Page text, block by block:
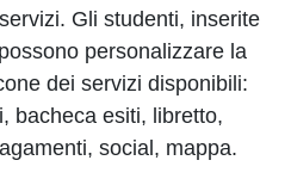
Gli studenti, inserite
personalizzare la
dei servizi disponibili:
bacheca esiti, libretto,
social, mappa.